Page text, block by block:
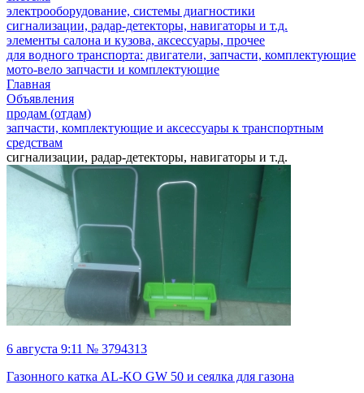
электрооборудование, системы диагностики
сигнализации, радар-детекторы, навигаторы и т.д.
элементы салона и кузова, аксессуары, прочее
для водного транспорта: двигатели, запчасти, комплектующие
мото-вело запчасти и комплектующие
Главная
Объявления
продам (отдам)
запчасти, комплектующие и аксессуары к транспортным
средствам
сигнализации, радар-детекторы, навигаторы и т.д.
6 августа 9:11 № 3794313
Газонного катка AL-KO GW 50 и сеялка для газона